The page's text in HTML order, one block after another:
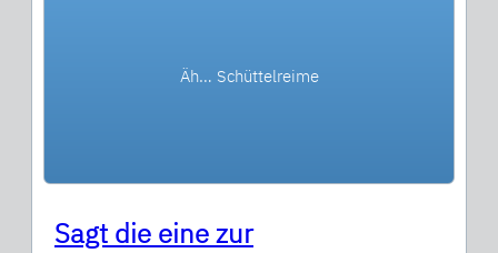
Äh… Schüttelreime
Sagt die eine zur